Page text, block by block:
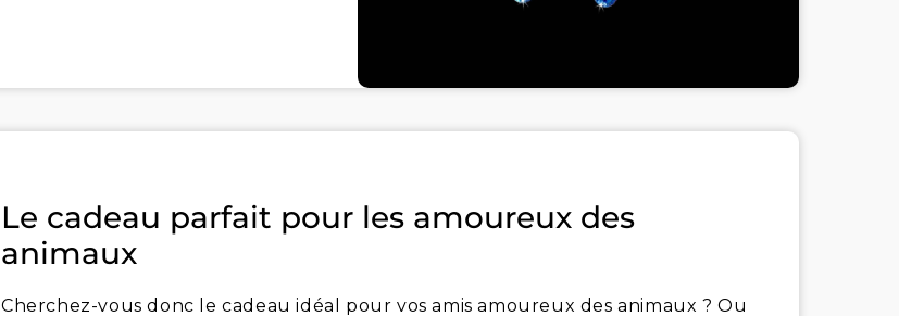
Le cadeau parfait pour les amoureux des
animaux
Cherchez-vous donc le cadeau idéal pour vos amis amoureux des animaux ? Ou